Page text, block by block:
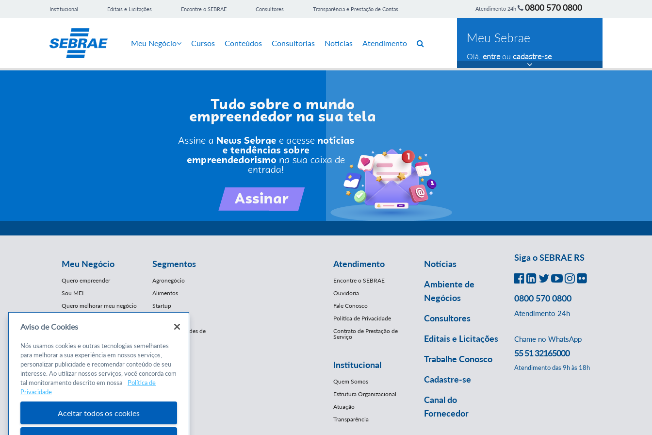
Institucional Editais e Licitações Encontre o SEBRAE Consultores Transparência e Prestação de Contas Atendimento 24h 0800 570 0800
Meu Negócio Cursos Conteúdos Consultorias Notícias Atendimento Meu Sebrae
Olá, entreou cadastre-se
Meu Negócio
Quero empreender
Sou MEI
Quero melhorar meu negócio
Cursos e
Conteúdos
Cursos
Consultorias
Programas
Segmentos
Agronegócio
Alimentos
Startup
Franquias / Redes de
Moda
Moveleiro
Saúde
Turismo
Mercopar
Atendimento
Encontre o SEBRAE
Ouvidoria
Fale Conosco
Política de Privacidade
Contrato de Prestação de
Serviço
Institucional
Quem Somos
Estrutura Organizacional
Atuação
Transparência
Notícias
Ambiente de
Negócios
Consultores
Editais e Licitações
Trabalhe Conosco
Cadastre-se
Canal do
Fornecedor
Siga o SEBRAE RS
0800 570 0800
Atendimento 24h
Chame no WhatsApp
55 51 32165000
Atendimento das 9h às 18h
Aviso de Cookies
Nós usamos cookies e outras tecnologias semelhantes
para melhorar a sua experiência em nossos serviços,
personalizar publicidade e recomendar conteúdo de seu
interesse. Ao utilizar nossos serviços, você concorda com
tal monitoramento descrito em nossa
Política de
Privacidade
Aceitar todos os cookies